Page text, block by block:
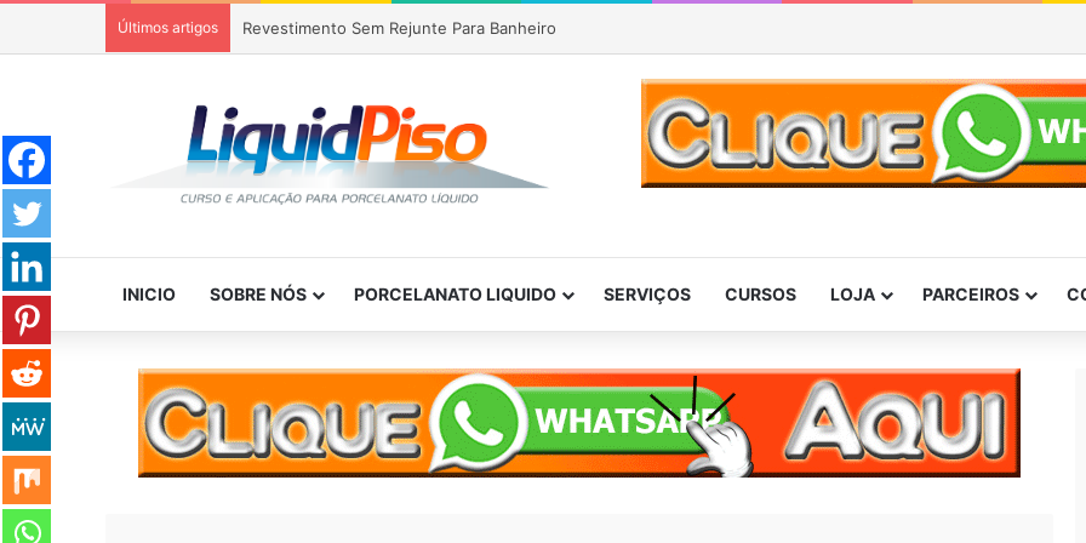
Últimos artigos Revestimento Sem Rejunte Para Banheiro
INICIO SOBRE NÓS PORCELANATO LIQUIDO SERVIÇOS CURSOS LOJA PARCEIROS